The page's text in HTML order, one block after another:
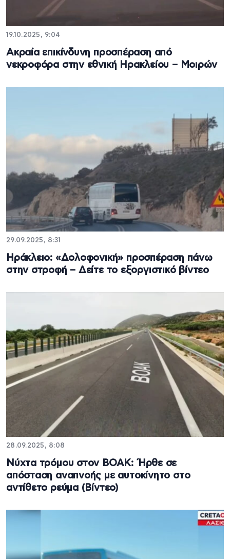
19.10.2025, 9:04
Ακραία επικίνδυνη προσπέραση από
νεκροφόρα στην εθνική Ηρακλείου – Μοιρών
29.09.2025, 8:31
Ηράκλειο: «Δολοφονική» προσπέραση πάνω
στην στροφή – Δείτε το εξοργιστικό βίντεο
28.09.2025, 8:08
Νύχτα τρόμου στον ΒΟΑΚ: Ήρθε σε
απόσταση αναπνοής με αυτοκίνητο στο
αντίθετο ρεύμα (Βίντεο)